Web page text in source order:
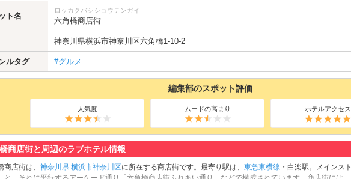
ト名
ロッカクバシショウテンガイ
六角橋商店街
神奈川県横浜市神奈川区六角橋1-10-2
ルタグ #グルメ
編集部のスポット評価
人気度 ムードの高まり ホテルアクセス
商店街と周辺のラブホテル情報
商店街は、 神奈川県 横浜市神奈川区に所在する商店街です。最寄り駅は、 東急東横線 ・白楽駅。メインス